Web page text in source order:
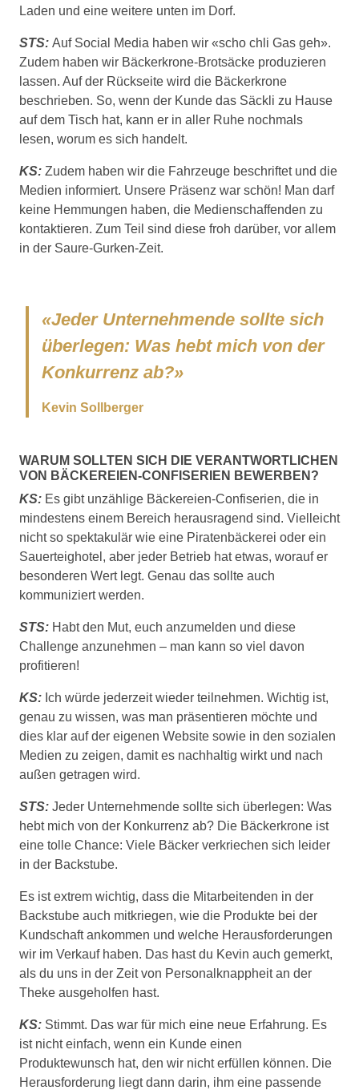
Laden und eine weitere unten im Dorf.
STS: Auf Social Media haben wir «scho chli Gas geh».
Zudem haben wir Bäckerkrone-Brotsäcke produzieren
lassen. Auf der Rückseite wird die Bäckerkrone
beschrieben. So, wenn der Kunde das Säckli zu Hause
auf dem Tisch hat, kann er in aller Ruhe nochmals
lesen, worum es sich handelt.
KS: Zudem haben wir die Fahrzeuge beschriftet und die
Medien informiert. Unsere Präsenz war schön! Man darf
keine Hemmungen haben, die Medienschaffenden zu
kontaktieren. Zum Teil sind diese froh darüber, vor allem
in der Saure-Gurken-Zeit.
«Jeder Unternehmende sollte sich
überlegen: Was hebt mich von der
Konkurrenz ab?»
Kevin Sollberger
WARUM SOLLTEN SICH DIE VERANTWORTLICHEN
VON BÄCKEREIEN-CONFISERIEN BEWERBEN?
KS: Es gibt unzählige Bäckereien-Confiserien, die in
mindestens einem Bereich herausragend sind. Vielleicht
nicht so spektakulär wie eine Piratenbäckerei oder ein
Sauerteighotel, aber jeder Betrieb hat etwas, worauf er
besonderen Wert legt. Genau das sollte auch
kommuniziert werden.
STS: Habt den Mut, euch anzumelden und diese
Challenge anzunehmen – man kann so viel davon
profitieren!
KS: Ich würde jederzeit wieder teilnehmen. Wichtig ist,
genau zu wissen, was man präsentieren möchte und
dies klar auf der eigenen Website sowie in den sozialen
Medien zu zeigen, damit es nachhaltig wirkt und nach
außen getragen wird.
STS: Jeder Unternehmende sollte sich überlegen: Was
hebt mich von der Konkurrenz ab? Die Bäckerkrone ist
eine tolle Chance: Viele Bäcker verkriechen sich leider
in der Backstube.
Es ist extrem wichtig, dass die Mitarbeitenden in der
Backstube auch mitkriegen, wie die Produkte bei der
Kundschaft ankommen und welche Herausforderungen
wir im Verkauf haben. Das hast du Kevin auch gemerkt,
als du uns in der Zeit von Personalknappheit an der
Theke ausgeholfen hast.
KS: Stimmt. Das war für mich eine neue Erfahrung. Es
ist nicht einfach, wenn ein Kunde einen
Produktewunsch hat, den wir nicht erfüllen können. Die
Herausforderung liegt dann darin, ihm eine passende